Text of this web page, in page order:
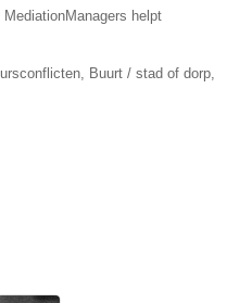
helpt
Buurt / stad of dorp,